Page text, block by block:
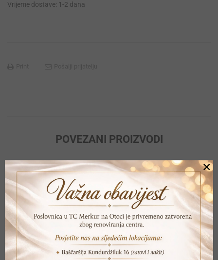
Vrijeme dostave: 1-2 dana
POVEZANI PROIZVODI
×